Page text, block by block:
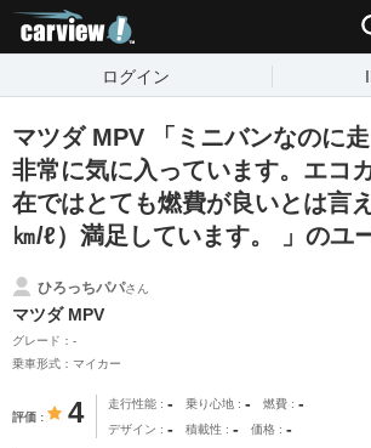
ログイン
マツダ MPV 「ミニバンなのに走
非常に気に入っています。エコ
在ではとても燃費が良いとは言
㎞/ℓ）満足しています。 」のユ
ひろっちパパさん
マツダ MPV
グレード：-
乗車形式：マイカー
評価 4 走行性能 - 乗り心地 - 燃費 -
デザイン - 積載性 - 価格 -